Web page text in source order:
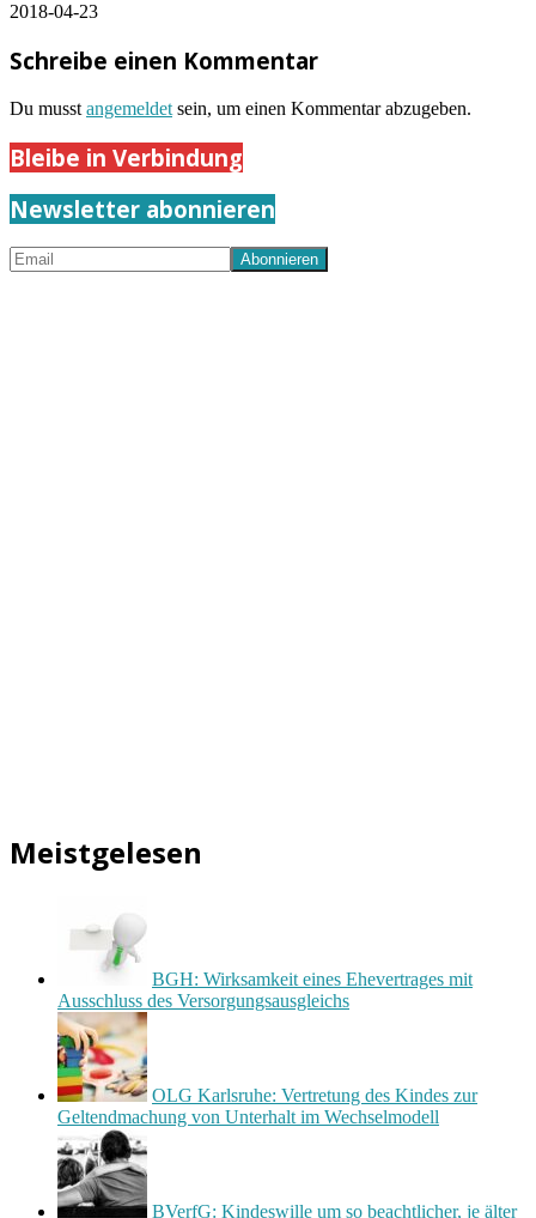
2018-04-23
Schreibe einen Kommentar
Du musst angemeldet sein, um einen Kommentar abzugeben.
Bleibe in Verbindung
Newsletter abonnieren
Meistgelesen
BGH: Wirksamkeit eines Ehevertrages mit
Ausschluss des Versorgungsausgleichs
OLG Karlsruhe: Vertretung des Kindes zur
Geltendmachung von Unterhalt im Wechselmodell
BVerfG: Kindeswille um so beachtlicher, je älter